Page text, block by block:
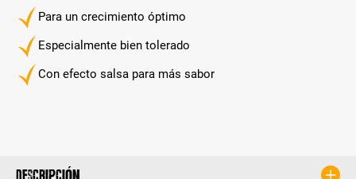
Para un crecimiento óptimo
Especialmente bien tolerado
Con efecto salsa para más sabor